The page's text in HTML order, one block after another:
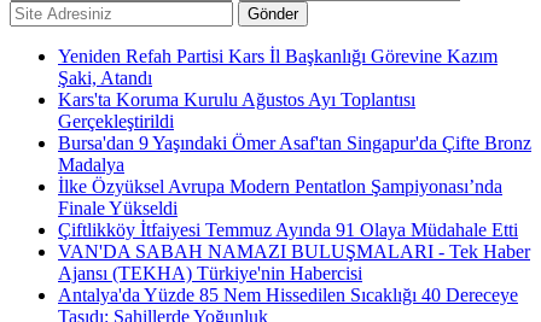
Yeniden Refah Partisi Kars İl Başkanlığı Görevine Kazım
Şaki, Atandı
Kars'ta Koruma Kurulu Ağustos Ayı Toplantısı
Gerçekleştirildi
Bursa'dan 9 Yaşındaki Ömer Asaf'tan Singapur'da Çifte Bronz
Madalya
İlke Özyüksel Avrupa Modern Pentatlon Şampiyonası’nda
Finale Yükseldi
Çiftlikköy İtfaiyesi Temmuz Ayında 91 Olaya Müdahale Etti
VAN'DA SABAH NAMAZI BULUŞMALARI - Tek Haber
Ajansı (TEKHA) Türkiye'nin Habercisi
Antalya'da Yüzde 85 Nem Hissedilen Sıcaklığı 40 Dereceye
Taşıdı: Sahillerde Yoğunluk